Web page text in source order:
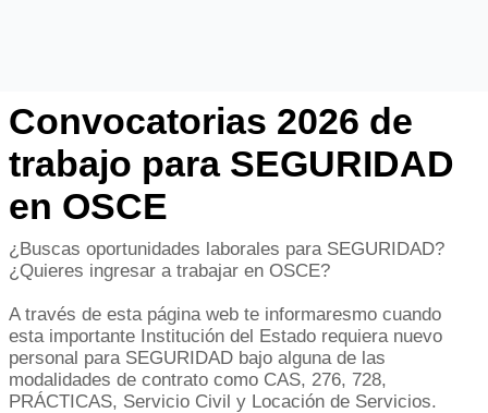
Convocatorias 2026 de
trabajo para SEGURIDAD
en OSCE
¿Buscas oportunidades laborales para SEGURIDAD?
¿Quieres ingresar a trabajar en OSCE?
A través de esta página web te informaresmo cuando
esta importante Institución del Estado requiera nuevo
personal para SEGURIDAD bajo alguna de las
modalidades de contrato como CAS, 276, 728,
PRÁCTICAS, Servicio Civil y Locación de Servicios.